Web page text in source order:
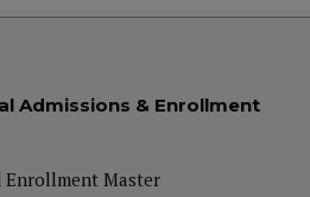
Admissions & Enrollment
Enrollment Master